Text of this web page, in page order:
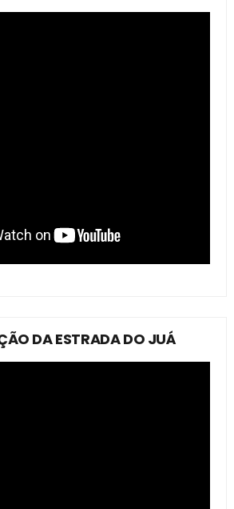
DA ESTRADA DO JUÁ